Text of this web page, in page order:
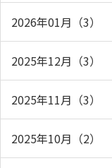
2026年01月（3）
2025年12月（3）
2025年11月（3）
2025年10月（2）